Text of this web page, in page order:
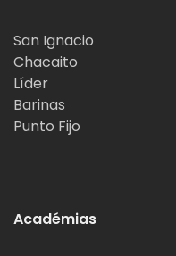
San Ignacio
Chacaito
Líder
Barinas
Punto Fijo
Académias